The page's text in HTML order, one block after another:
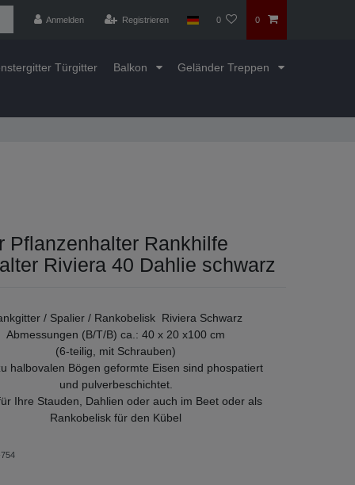
Anmelden Registrieren 0 0
Türgitter Balkon Geländer Treppen
Pflanzenhalter Rankhilfe
Riviera 40 Dahlie schwarz
/ Spalier / Rankobelisk Riviera Schwarz
Abmessungen (B/T/B) ca.: 40 x 20 x100 cm
(6-teilig, mit Schrauben)
halbovalen Bögen geformte Eisen sind phospatiert
und pulverbeschichtet.
Ihre Stauden, Dahlien oder auch im Beet oder als
Rankobelisk für den Kübel